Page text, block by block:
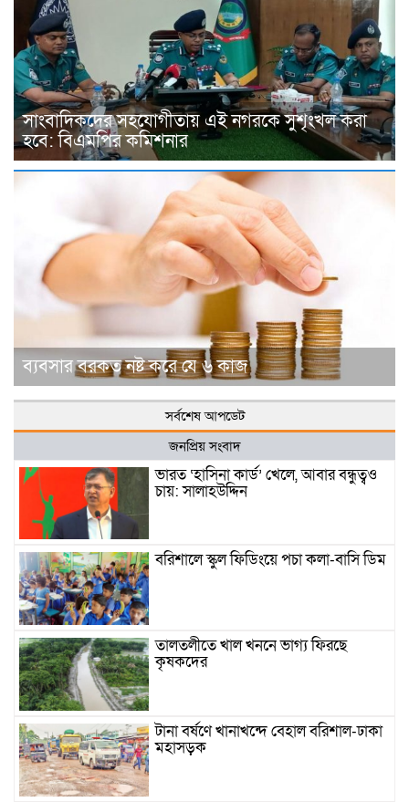
সাংবাদিকদের সহযোগীতায় এই নগরকে সুশৃংখল করা
হবে: বিএমপির কমিশনার
ব্যবসার বরকত নষ্ট করে যে ৬ কাজ
সর্বশেষ আপডেট
জনপ্রিয় সংবাদ
ভারত ‘হাসিনা কার্ড’ খেলে, আবার বন্ধুত্বও
চায়: সালাহউদ্দিন
বরিশালে স্কুল ফিডিংয়ে পচা কলা-বাসি ডিম
তালতলীতে খাল খননে ভাগ্য ফিরছে
কৃষকদের
টানা বর্ষণে খানাখন্দে বেহাল বরিশাল-ঢাকা
মহাসড়ক